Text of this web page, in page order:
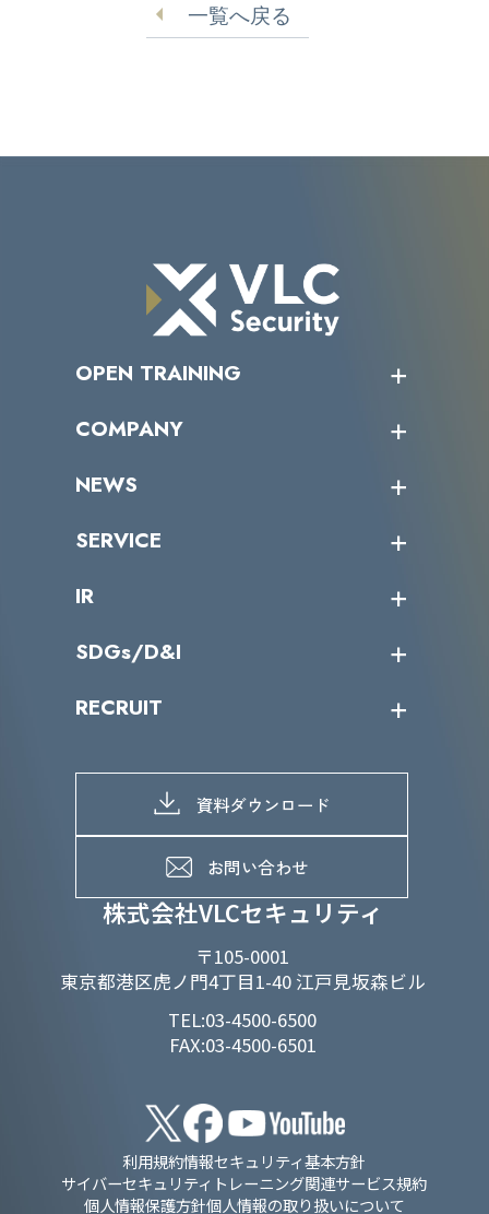
一覧へ戻る
株式会社VLCセキュリティ
〒105-0001
東京都港区虎ノ門4丁目1-40 江戸見坂森ビル
TEL:03-4500-6500
FAX:03-4500-6501
OPEN TRAINING
受講者の声
COMPANY
トップメッセージ
ミッション／ビジョン
パートナー企業一覧
NEWS
サイバーニュース
SERVICE
カテゴリー別サービス一覧
IR
IRカレンダー
IRライブラリー
よくあるご質問
SDGs/D&I
当グループのマテリアリティ
SDGs推進体制
D&Iの取り組み
RECRUIT
募集職種一覧
メッセージ
メンバーインタビュー
資料ダウンロード
お問い合わせ
利用規約情報セキュリティ基本方針
サイバーセキュリティトレーニング関連サービス規約
個人情報保護方針個人情報の取り扱いについて